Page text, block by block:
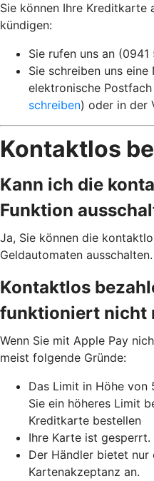
Sie können Ihre Kreditkarte
kündigen:
Sie rufen uns an (0941
Sie schreiben uns
elektronische
schreiben) oder in der
Kontaktlos
Kann ich die
Funktion
Ja, Sie können die
Geldautomaten ausschalten.
Kontaktlos
funktioniert nicht
Wenn Sie mit Apple Pay
meist folgende Gründe:
Das Limit in Höhe von
Sie ein höheres Limit
Kreditkarte bestellen
Ihre Karte ist gesperrt.
Der Händler bietet nur
Kartenakzeptanz an.